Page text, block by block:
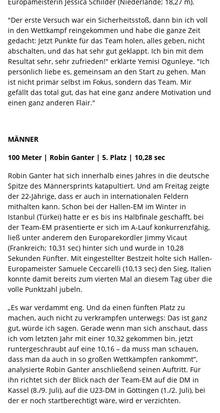
"Der erste Versuch war ein Sicherheitsstoß, dann bin ich voll
in den Wettkampf reingekommen und habe die ganze Zeit
gedacht: Jetzt Punkte für das Team holen, alles geben, nicht
abschalten, und das hat sehr gut geklappt. Ich bin mit dem
Resultat sehr, sehr zufrieden!" erklärte Yemisi Ogunleye. "Ich
persönlich liebe es, gemeinsam an den Start zu gehen. Man
ist nicht primär selbst im Fokus, sondern das Team. Mir
gefällt das total gut, das hat eine ganz andere Motivation und
einen ganz anderen Flair."
MÄNNER
100 Meter | Robin Ganter | 5. Platz | 10,28 sec
Robin Ganter hat sich innerhalb eines Jahres in die deutsche
Spitze des Männersprints katapultiert. Und am Freitag zeigte
der 22-Jährige, dass er auch in internationalen Feldern
mithalten kann. Schon bei der Hallen-EM im Winter in
Istanbul (Türkei) hatte er es bis ins Halbfinale geschafft, bei
der Team-EM präsentierte er sich im A-Lauf konkurrenzfähig,
ließ unter anderem den Europarekordler Jimmy Vicaut
(Frankreich; 10,31 sec) hinter sich und wurde in 10,28
Sekunden Fünfter. Mit eingestellter Bestzeit holte sich Hallen-
Europameister Samuele Ceccarelli (10,13 sec) den Sieg, Italien
konnte damit bereits zum vierten Mal an diesem Tag über die
volle Punktzahl jubeln.
„Es war verdammt eng. Und da einen fünften Platz zu
machen, auch nicht zu verkrampfen unterwegs: Das ist ganz
gut, würde ich sagen. Gerade wenn man sich anschaut, dass
ich vom letzten Jahr mit einer 10,32 gekommen bin, jetzt
runtergeschraubt auf eine 10,16 – da muss man schauen,
dass man da auch in so großen Wettkämpfen rankommt“,
analysierte Robin Ganter anschließend seinen Auftritt. Für
ihn richtet sich der Blick nach der Team-EM auf die DM in
Kassel (8./9. Juli), auf die U23-DM in Göttingen (1./2. Juli), bei
der er noch startberechtigt wäre, wird er verzichten.